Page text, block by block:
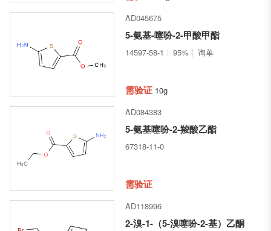
AD045675
5-氨基-噻吩-2-甲酸甲酯
14597-58-1 95% 询单
需验证 10g
AD084383
5-氨基噻吩-2-羧酸乙酯
67318-11-0
需验证
AD118996
2-溴-1-（5-溴噻吩-2-基）乙酮